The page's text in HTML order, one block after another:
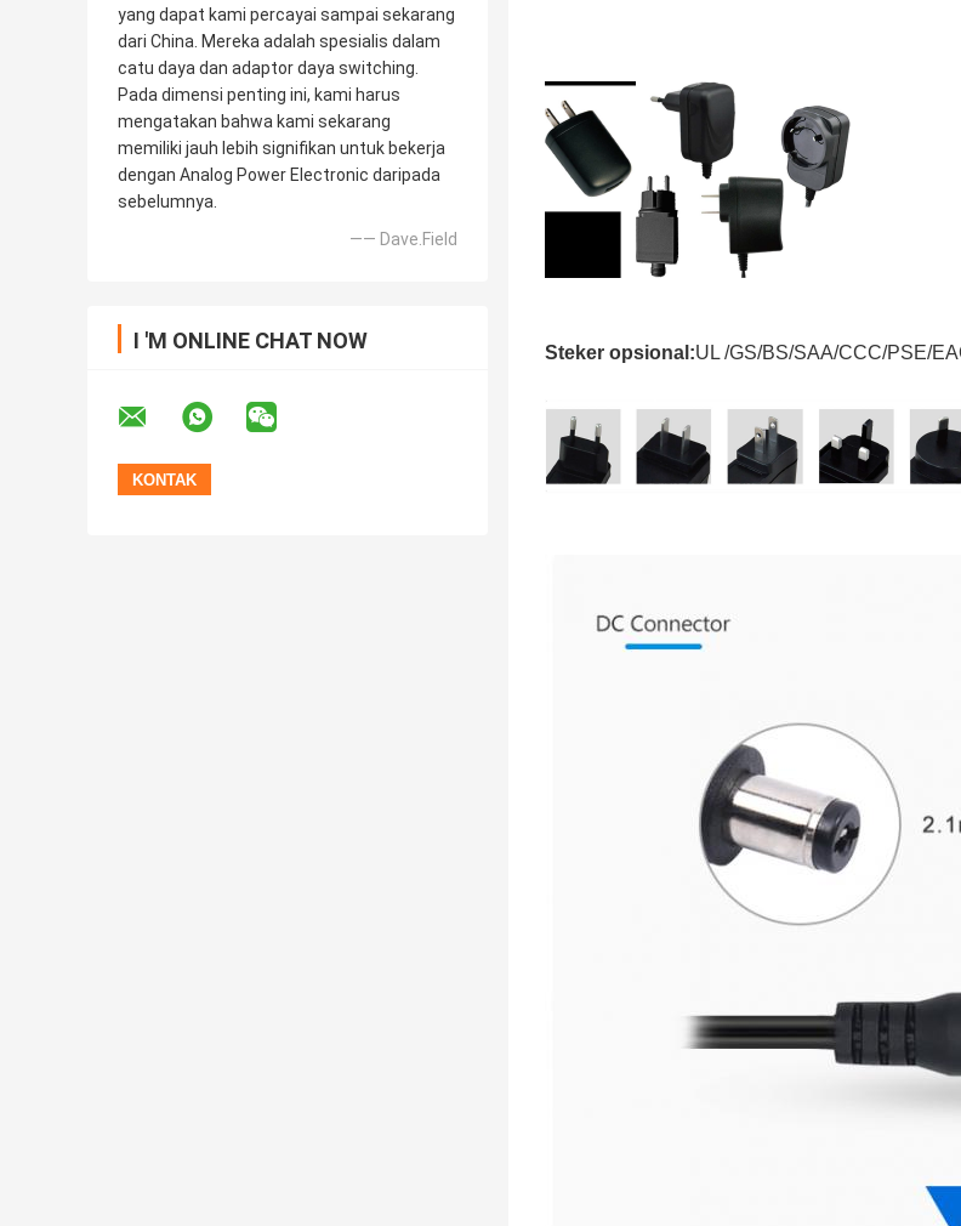
yang dapat kami percayai sampai sekarang
dari China. Mereka adalah spesialis dalam
catu daya dan adaptor daya switching.
Pada dimensi penting ini, kami harus
mengatakan bahwa kami sekarang
memiliki jauh lebih signifikan untuk bekerja
dengan Analog Power Electronic daripada
sebelumnya.
—— Dave.Field
I 'M ONLINE CHAT NOW Steker opsional:UL /GS/BS/SAA/CCC/PSE/